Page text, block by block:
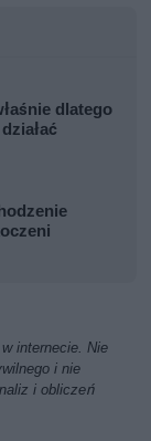
dlatego
internecie. Nie
i nie
i obliczeń